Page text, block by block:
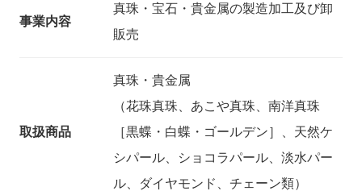
事業内容
真珠・宝石・貴金属の製造加工及び卸
販売
取扱商品
真珠・貴金属
（花珠真珠、あこや真珠、南洋真珠
［黒蝶・白蝶・ゴールデン］、天然ケ
シパール、ショコラパール、淡水パー
ル、ダイヤモンド、チェーン類）